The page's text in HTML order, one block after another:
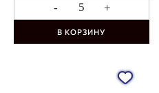
- +
В КОРЗИНУ